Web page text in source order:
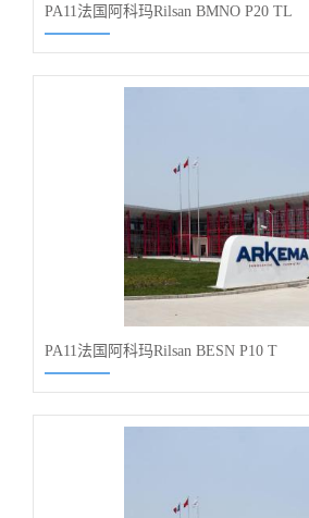
PA11法国阿科玛Rilsan BMNO P20 TL
PA11法国阿科玛Rilsan BESN P10 T